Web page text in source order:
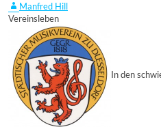
Manfred Hill
Vereinsleben
In den